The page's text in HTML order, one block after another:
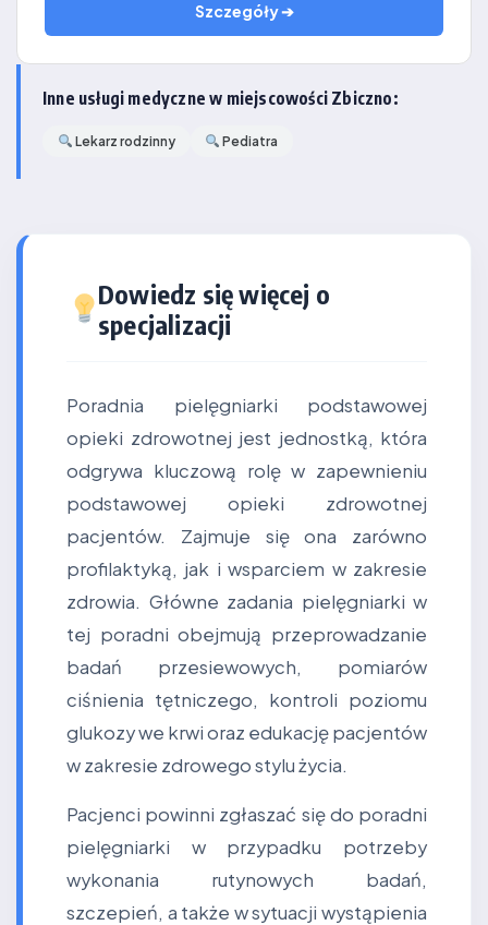
Szczegóły ➔
Inne usługi medyczne w miejscowości Zbiczno:
Lekarz rodzinny Pediatra
Dowiedz się więcej o
specjalizacji
Poradnia pielęgniarki podstawowej
opieki zdrowotnej jest jednostką, która
odgrywa kluczową rolę w zapewnieniu
podstawowej opieki zdrowotnej
pacjentów. Zajmuje się ona zarówno
profilaktyką, jak i wsparciem w zakresie
zdrowia. Główne zadania pielęgniarki w
tej poradni obejmują przeprowadzanie
badań przesiewowych, pomiarów
ciśnienia tętniczego, kontroli poziomu
glukozy we krwi oraz edukację pacjentów
w zakresie zdrowego stylu życia.
Pacjenci powinni zgłaszać się do poradni
pielęgniarki w przypadku potrzeby
wykonania rutynowych badań,
szczepień, a także w sytuacji wystąpienia